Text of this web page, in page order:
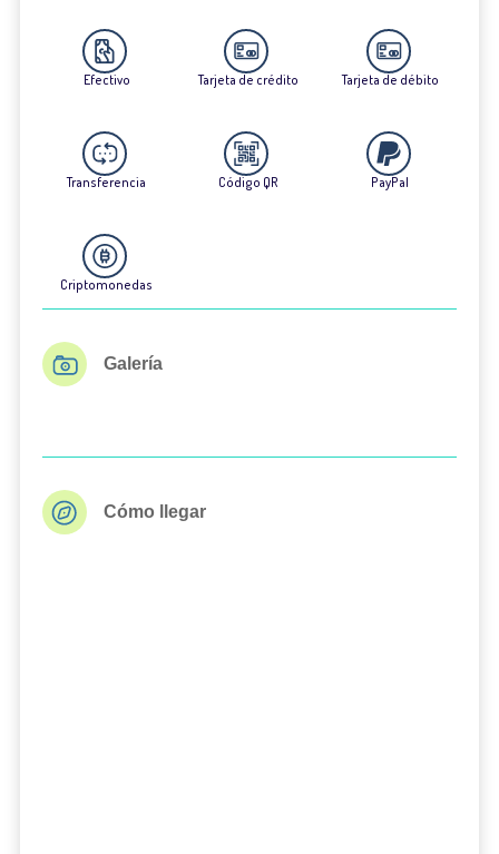
Efectivo Tarjeta de crédito Tarjeta de débito
Transferencia Código QR PayPal
Criptomonedas
Galería
Cómo llegar